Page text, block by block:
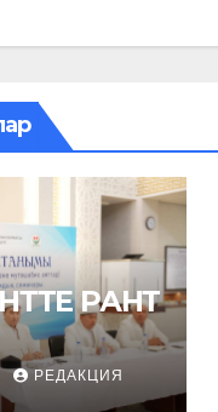
РАНТ
РЕДАКЦИЯ